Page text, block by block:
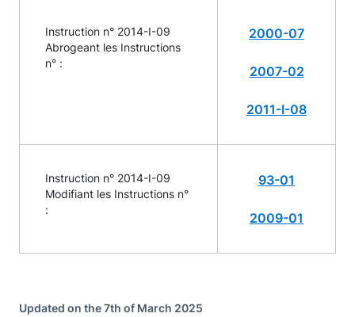
Instruction n° 2014-I-09
Abrogeant les Instructions
n° :
2000-07
2007-02
2011-I-08
Instruction n° 2014-I-09
Modifiant les Instructions n°
:
93-01
2009-01
Updated on the 7th of March 2025